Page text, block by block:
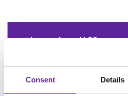
Consent Details
Ska vi träffas
om vad vi
göra för dig?